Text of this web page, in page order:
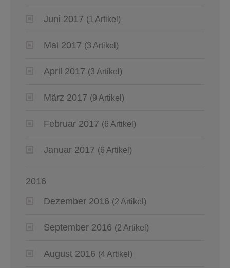
Juni 2017 (1 Artikel)
Mai 2017 (3 Artikel)
April 2017 (3 Artikel)
März 2017 (9 Artikel)
Februar 2017 (6 Artikel)
Januar 2017 (6 Artikel)
2016
Dezember 2016 (2 Artikel)
September 2016 (2 Artikel)
August 2016 (4 Artikel)